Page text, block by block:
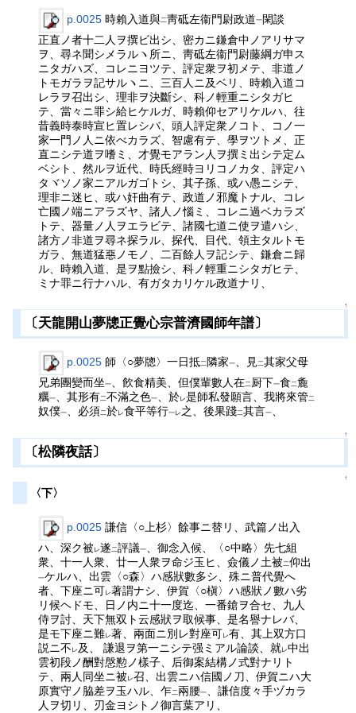
p.0025 時賴入道與二靑砥左衞門尉政道一閑談
正直ノ者十二人ヲ撰ビ出シ、密カニ鎌倉中ノアリサマ
ヲ、尋ネ聞シメラルヽ所ニ、靑砥左衞門尉藤綱ガ申ス
ニタガハズ、コレニヨツテ、評定衆ヲ初メテ、非道ノ
トモガラヲ記サルヽニ、三百人ニ及ベリ、時賴入道コ
レラヲ召出シ、理非ヲ決斷シ、科ノ輕重ニシタガヒ
テ、當々ニ罪シ給ヒケルガ、時賴仰セアリケルハ、往
昔義時泰時宣ヒ置レシバ、頭人評定衆ノコト、コノ一
家一門ノ人ニ依べカラズ、智慮有テ、學ヲツトメ、正
直ニシテ道ヲ嗜ミ、才覺モアラン人ヲ撰ミ出シテ定ム
ベシト、然ルヲ近代、時氏經時ヨリコノカタ、評定ハ
タヾソノ家ニアルガゴトシ、其子孫、或ハ愚ニシテ、
理非ニ迷ヒ、或ハ奸曲有テ、政道ノ邪魔トナル、コレ
亡國ノ端ニアラズヤ、諸人ノ惱ミ、コレニ過ベカラズ
トテ、器量ノ人ヲエラビテ、諸國七道ニ使ヲ遣ハシ、
諸方ノ非道ヲ尋ネ探ラル、探代、目代、領主タルトモ
ガラ、無道猛惡ノモノ、二百餘人ヲ記シテ、鎌倉ニ歸
ル、時賴入道、是ヲ點撿シ、科ノ輕重ニシタガヒテ、
ミナ罪ニ行ナハル、有ガタカリケル政道ナリ、
↑
〔天龍開山夢牕正覺心宗普濟國師年譜〕
p.0025 師〈○夢牕〉一日抵二 隣家一、見二其家父母
兄弟團變而坐一、飮食精美、但僕輩數人在二厨下一食二麁
糲一、其形有二不滿之色一、於レ是師私發願言、我將來管二
奴僕一、必須二於レ食平等行一レ 之、後果踐二其言一、
↑
〔松隣夜話〕
↑
〈下〉
p.0025 謙信〈○上杉〉餘事ニ替リ、武篇ノ出入
ハ、深ク被 レ遂二評議一、御念入候、〈○中略〉先七組
衆、十一人衆、廿一人衆ヲ命ジ玉ヒ、僉儀ノ土被二仰出
一ケルハ、出雲〈○森〉ハ感狀數多シ、殊ニ普代覺へ
者、下座ニ可レ著謂ナシ、伊賀〈○槇〉ハ感狀ノ數ハ劣
リ候ヘドモ、日ノ内ニ十一度迄、一番鎗ヲ合セ、九人
侍ヲ討、天下無双ト云感狀ヲ取候事、是名譽ナレバ、
是モ下座ニ難レ著、兩面ニ別レ對座可レ有、其上双方口
説ニ不 レ 及、 謙退ヲ第一ニシテ强ミアル論談、就レ中出
雲初段ノ酬對慇懃ノ樣子、后御案結構ノ式對ナリト
テ、兩人同坐ニ被 レ召、出雲ニハ信國ノ刀、伊賀ニハ大
原實守ノ脇差ヲ玉ハル、乍二兩腰一、謙信度々手ヅカラ
人ヲ切リ、刃金ヨシトノ御言葉アリ、